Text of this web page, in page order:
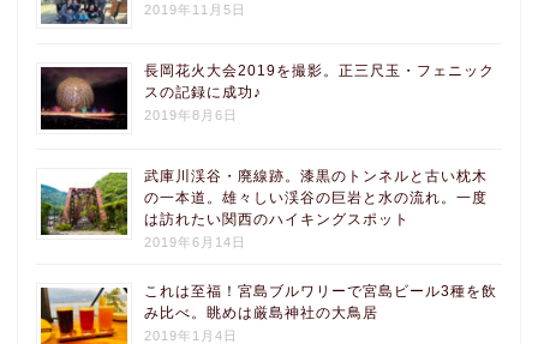
2019年11月5日
長岡花火大会2019を撮影。正三尺玉・フェニック
スの記録に成功♪
2019年8月6日
武庫川渓谷・廃線跡。漆黒のトンネルと古い枕木
の一本道。雄々しい渓谷の巨岩と水の流れ。一度
は訪れたい関西のハイキングスポット
2019年6月14日
これは至福！宮島ブルワリーで宮島ビール3種を飲
み比べ。眺めは厳島神社の大鳥居
2019年1月4日